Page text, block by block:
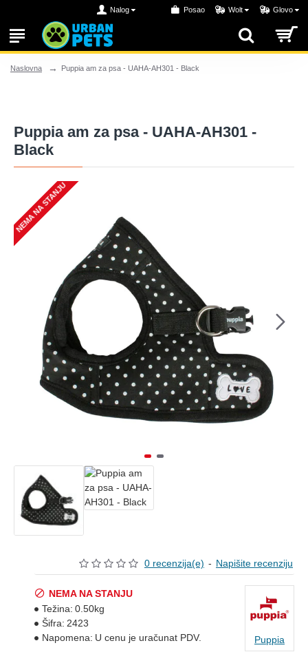
Nalog Posao Wolt Glovo
Naslovna Puppia am za psa - UAHA-AH301 - Black
Puppia am za psa - UAHA-AH301 -
Black
NEMA NA STANJU
0 recenzija(e) - Napišite recenziju
NEMA NA STANJU
Težina: 0.50kg
Šifra: 2423
Napomena: U cenu je uračunat PDV. Puppia